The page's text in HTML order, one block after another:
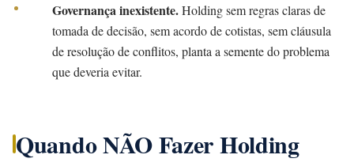
Governança inexistente.Holding sem regras claras de
tomada de decisão, sem acordo de cotistas, sem cláusula
de resolução de conflitos, planta a semente do problema
que deveria evitar.
Quando NÃO Fazer Holding